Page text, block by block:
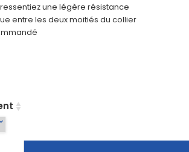
une légère résistance
entre les deux moitiés du collier